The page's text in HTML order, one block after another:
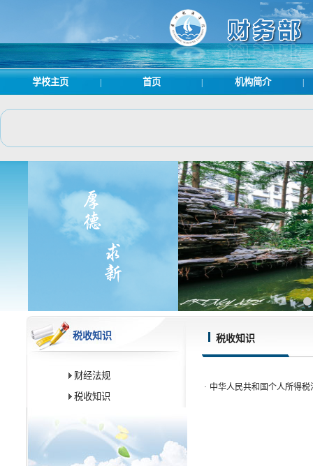
学校主页 首页 机构简介
税收知识
财经法规
税收知识
税收知识
· 中华人民共和国个人所得税